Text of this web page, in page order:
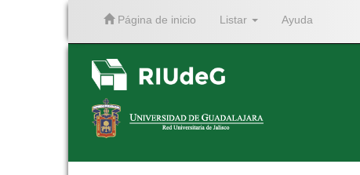
Página de inicio Listar Ayuda